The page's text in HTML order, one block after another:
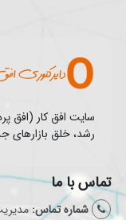
سایت افق کار (افق
رشد، خلق بازارهای
تماس با ما
شماره تماس:مدیریت سایت